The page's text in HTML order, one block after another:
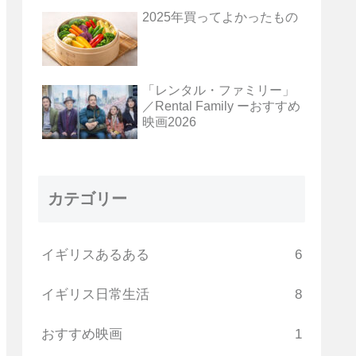
2025年買ってよかったもの
「レンタル・ファミリー」
／Rental Family ーおすすめ
映画2026
カテゴリー
イギリスあるある 6
イギリス日常生活 8
おすすめ映画 1